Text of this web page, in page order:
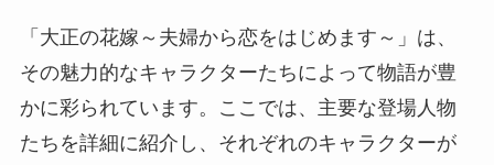
「大正の花嫁～夫婦から恋をはじめます～」は、
その魅力的なキャラクターたちによって物語が豊
かに彩られています。ここでは、主要な登場人物
たちを詳細に紹介し、それぞれのキャラクターが